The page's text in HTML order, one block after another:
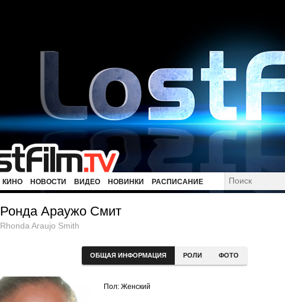
КИНО НОВОСТИ ВИДЕО НОВИНКИ РАСПИСАНИЕ
Ронда Араужо Смит
Rhonda Araujo Smith
ОБЩАЯ ИНФОРМАЦИЯ РОЛИ ФОТО
Пол: Женский